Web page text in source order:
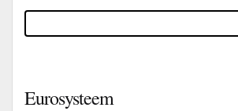
Eurosysteem